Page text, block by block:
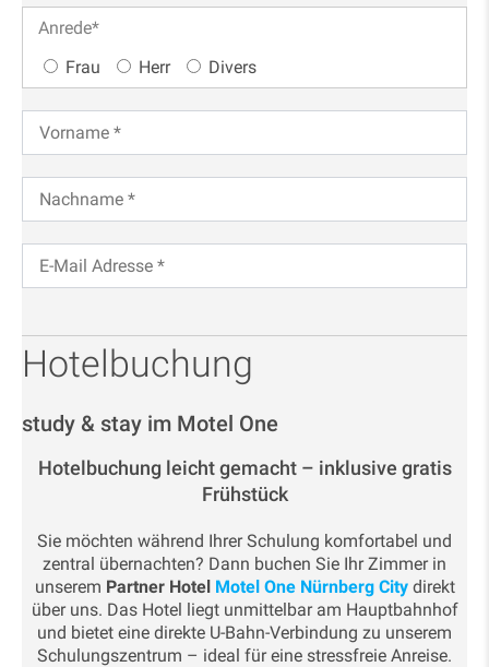
Anrede*
Frau
Herr Divers
Hotelbuchung
study & stay im Motel One
Hotelbuchung leicht gemacht – inklusive gratis
Frühstück
Sie möchten während Ihrer Schulung komfortabel und
zentral übernachten? Dann buchen Sie Ihr Zimmer in
unserem Partner Hotel Motel One Nürnberg Citydirekt
über uns. Das Hotel liegt unmittelbar am Hauptbahnhof
und bietet eine direkte U-Bahn-Verbindung zu unserem
Schulungszentrum – ideal für eine stressfreie Anreise.